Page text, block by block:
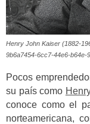
Henry John Kaiser (1882-
9b6a7454-6cc7-44e6-b64e-
Pocos
su país como
conoce como el
norteamericana,